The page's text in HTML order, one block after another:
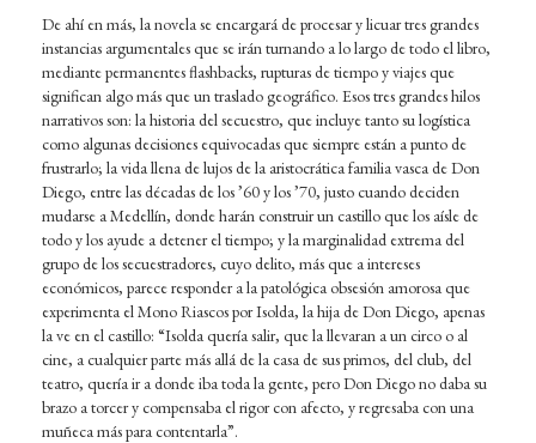
De ahí en más, la novela se encargará de procesar y licuar tres grandes
instancias argumentales que se irán turnando a lo largo de todo el libro,
mediante permanentes flashbacks, rupturas de tiempo y viajes que
significan algo más que un traslado geográfico. Esos tres grandes hilos
narrativos son: la historia del secuestro, que incluye tanto su logística
como algunas decisiones equivocadas que siempre están a punto de
frustrarlo; la vida llena de lujos de la aristocrática familia vasca de Don
Diego, entre las décadas de los ’60 y los ’70, justo cuando deciden
mudarse a Medellín, donde harán construir un castillo que los aísle de
todo y los ayude a detener el tiempo; y la marginalidad extrema del
grupo de los secuestradores, cuyo delito, más que a intereses
económicos, parece responder a la patológica obsesión amorosa que
experimenta el Mono Riascos por Isolda, la hija de Don Diego, apenas
la ve en el castillo: “Isolda quería salir, que la llevaran a un circo o al
cine, a cualquier parte más allá de la casa de sus primos, del club, del
teatro, quería ir a donde iba toda la gente, pero Don Diego no daba su
brazo a torcer y compensaba el rigor con afecto, y regresaba con una
muñeca más para contentarla”.